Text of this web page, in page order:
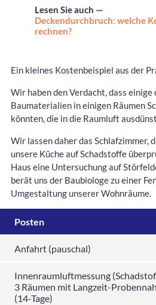
Lesen Sie auch —
Deckendurchbruch: welche
rechnen?
Ein kleines Kostenbeispiel aus der
Wir haben den Verdacht, dass
Baumaterialien in einigen Räumen
könnten, die in die Raumluft
Wir lassen daher das Schlafzimmer,
unsere Küche auf Schadstoffe
Haus eine Untersuchung auf
berät uns der Baubiologe zu einer
Umgestaltung unserer Wohnräume.
Posten
Anfahrt (pauschal)
Innenraumluftmessung
3 Räumen mit Langzeit-
(14-Tage)